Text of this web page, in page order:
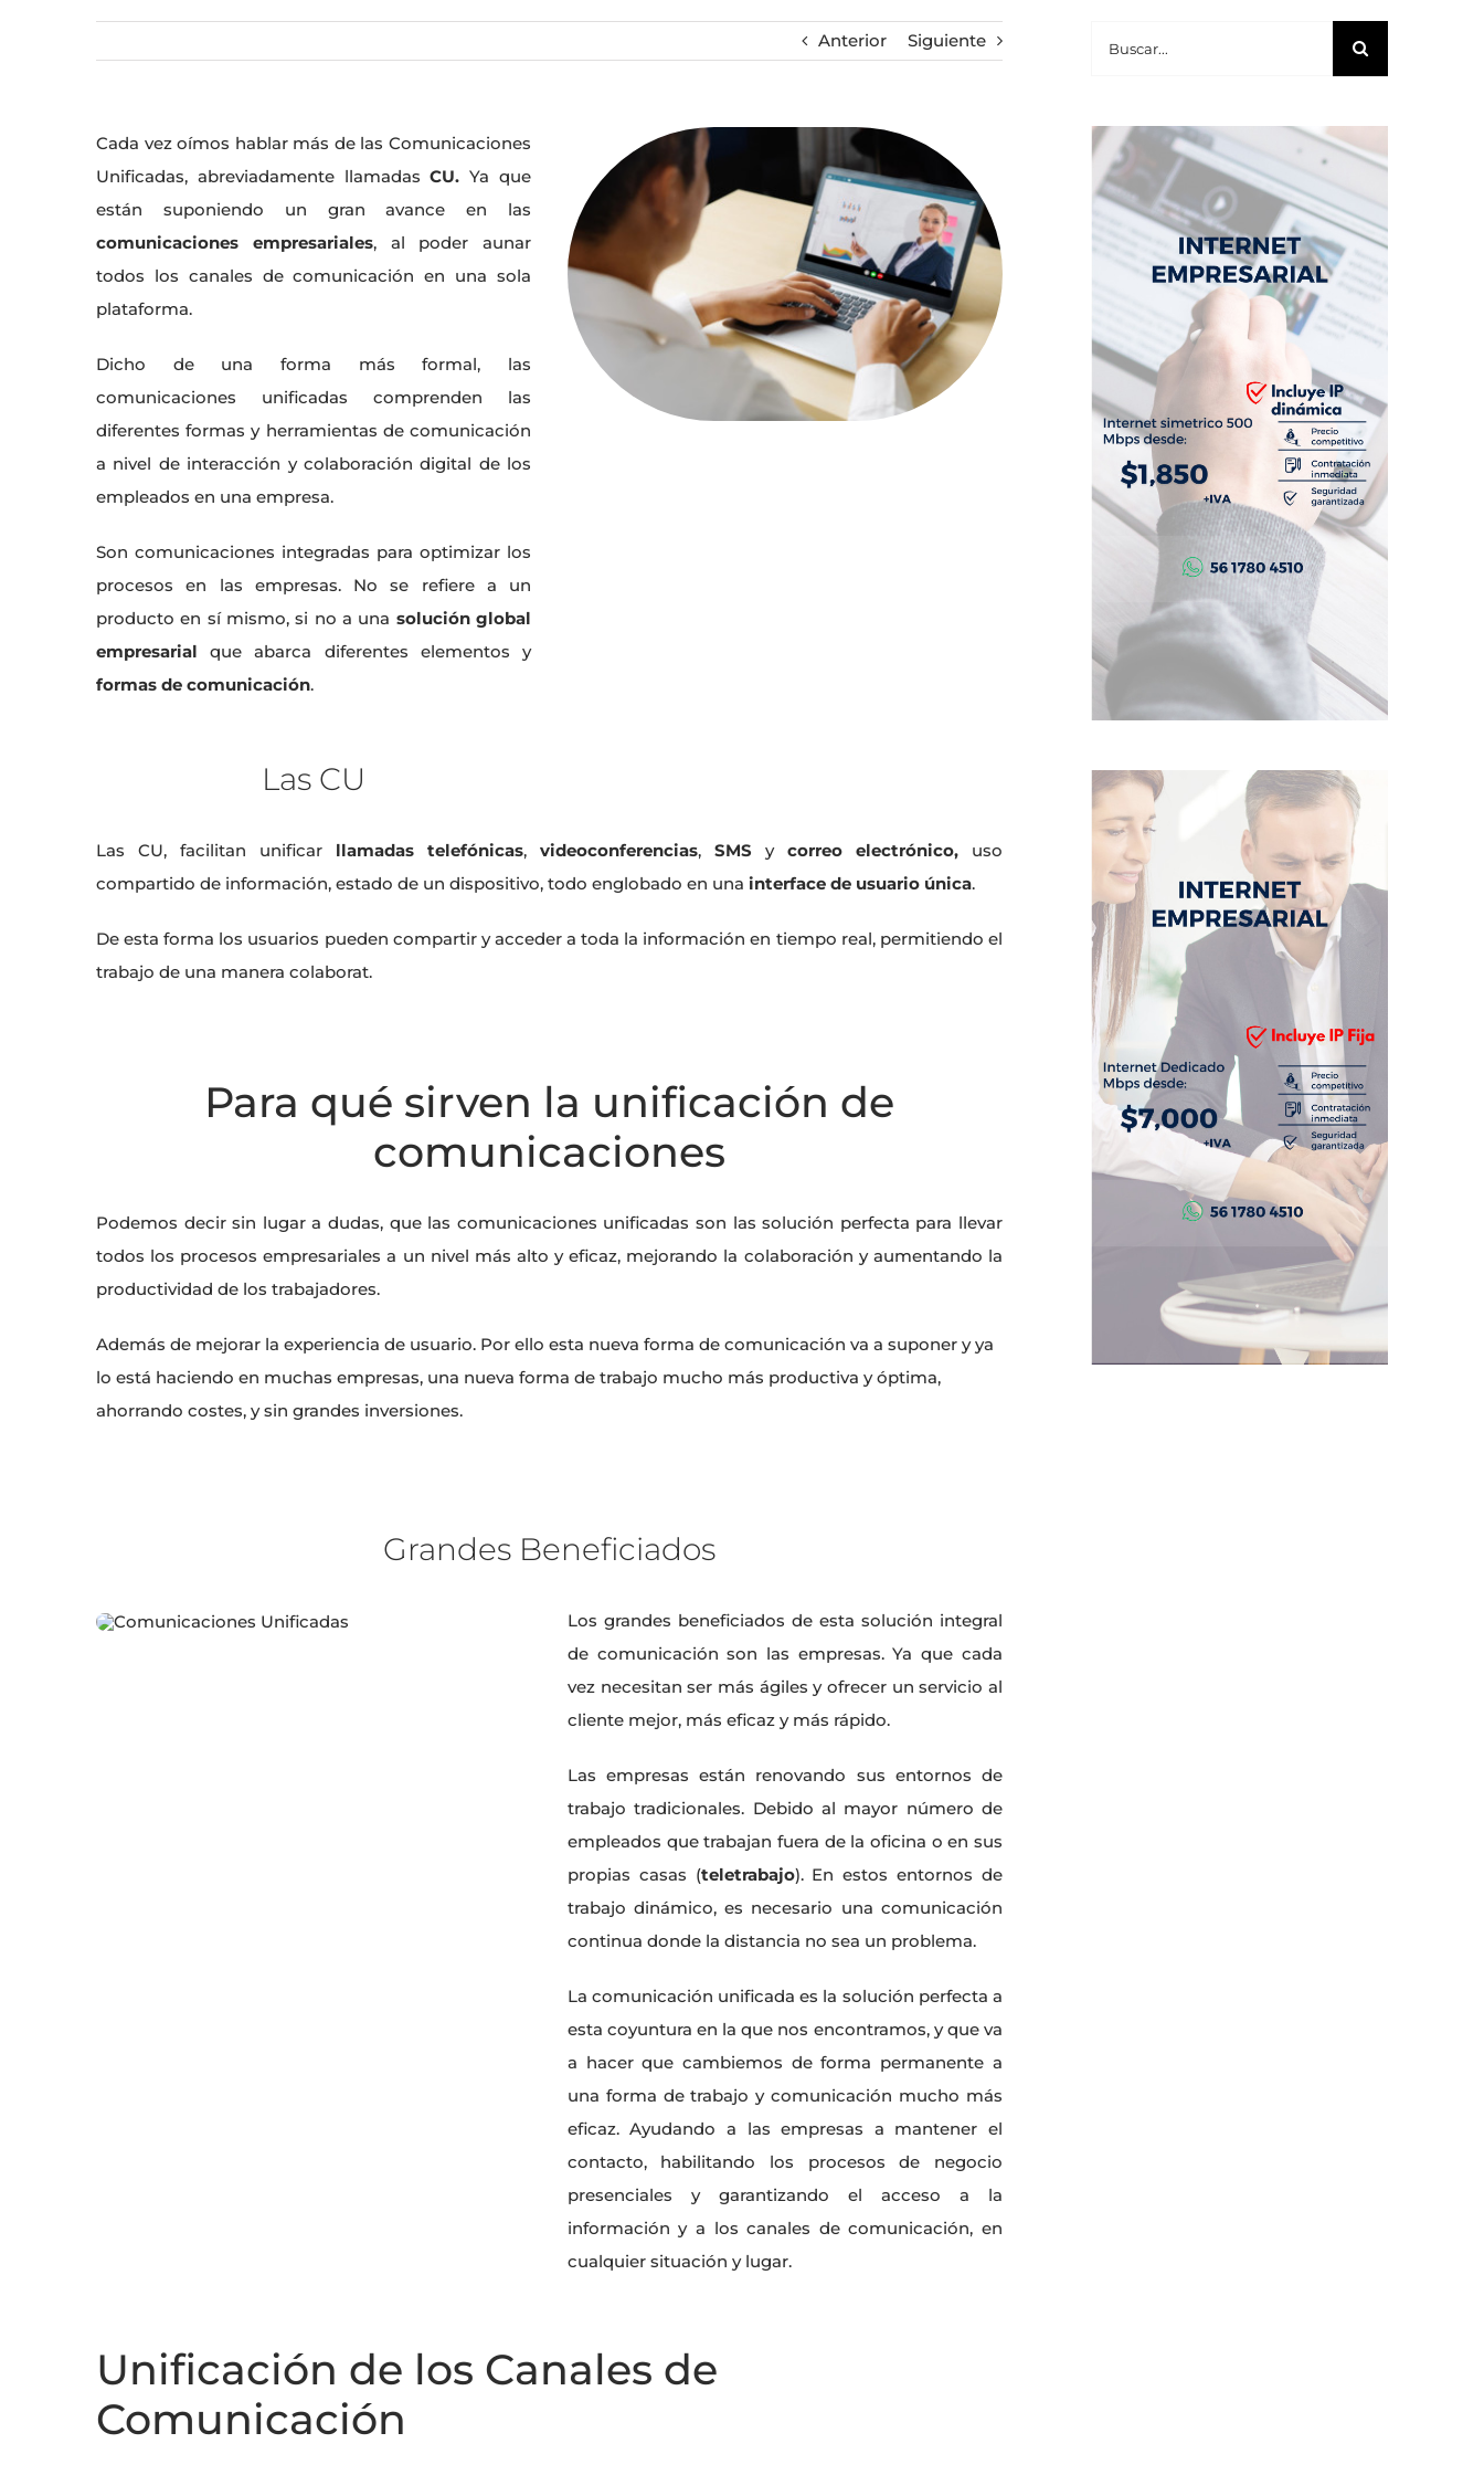
Anterior Siguiente
Cada vez oímos hablar más de las Comunicaciones
Unificadas, abreviadamente llamadasCU.Ya que
están suponiendo un gran avance en las
comunicaciones empresariales, al poder aunar
todos los canales de comunicación en una sola
plataforma.
Dicho de una forma más formal, las
comunicaciones unificadas comprenden las
diferentes formas y herramientas de comunicación
a nivel de interacción y colaboración digital de los
empleados en una empresa.
Son comunicaciones integradas para optimizar los
procesos en las empresas. No se refiere a un
producto en sí mismo, si no a una solución global
empresarialque abarca diferentes elementos y
formas de comunicación.
Las CU
Las CU, facilitan unificar llamadas telefónicas, videoconferencias, SMS y correo electrónico, uso
compartido de información, estado de un dispositivo, todo englobado en una interface de usuario única.
De esta forma los usuarios pueden compartir y acceder a toda la información en tiempo real, permitiendo el
trabajo de una manera colaborat.
Para qué sirven la unificación de
comunicaciones
Podemos decir sin lugar a dudas, que las comunicaciones unificadas son las solución perfecta para llevar
todos los procesos empresariales a un nivel más alto y eficaz, mejorando la colaboración y aumentando la
productividad de los trabajadores.
Además de mejorar la experiencia de usuario. Por ello esta nueva forma de comunicación va a suponer y ya
lo está haciendo en muchas empresas, una nueva forma de trabajo mucho más productiva y óptima,
ahorrando costes, y sin grandes inversiones.
Grandes Beneficiados
Los grandes beneficiados de esta solución integral
de comunicación son las empresas. Ya que cada
vez necesitan ser más ágiles y ofrecer un servicio al
cliente mejor, más eficaz y más rápido.
Las empresas están renovando sus entornos de
trabajo tradicionales. Debido al mayor número de
empleados que trabajan fuera de la oficina o en sus
propias casas (teletrabajo). En estos entornos de
trabajo dinámico, es necesario una comunicación
continua donde la distancia no sea un problema.
La comunicación unificada es la solución perfecta a
esta coyuntura en la que nos encontramos, y que va
a hacer que cambiemos de forma permanente a
una forma de trabajo y comunicación mucho más
eficaz. Ayudando a las empresas a mantener el
contacto, habilitando los procesos de negocio
presenciales y garantizando el acceso a la
información y a los canales de comunicación, en
cualquier situación y lugar.
Unificación de los Canales de
Comunicación